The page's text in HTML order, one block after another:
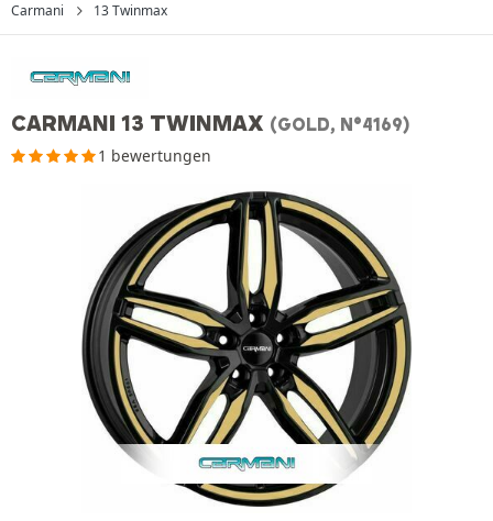
Carmani 13 Twinmax
CARMANI 13 TWINMAX (GOLD, N°4169)
1 bewertungen